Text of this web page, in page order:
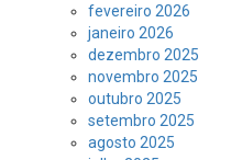
fevereiro 2026
janeiro 2026
dezembro 2025
novembro 2025
outubro 2025
setembro 2025
agosto 2025